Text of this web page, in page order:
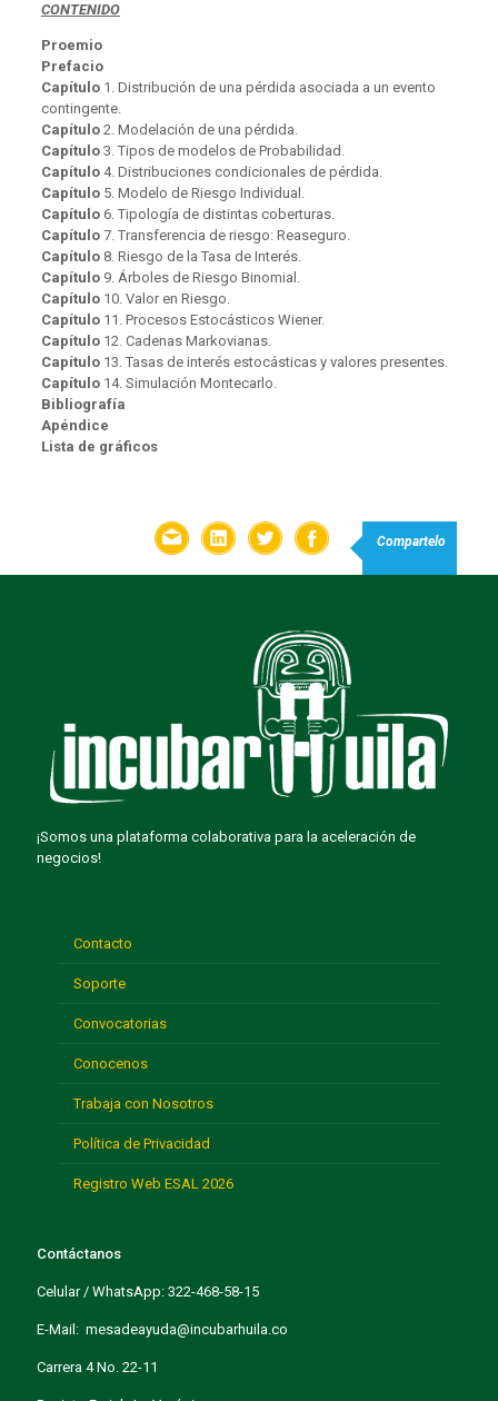
CONTENIDO
Proemio
Prefacio
Capítulo 1. Distribución de una pérdida asociada a un evento
contingente.
Capítulo 2. Modelación de una pérdida.
Capítulo 3. Tipos de modelos de Probabilidad.
Capítulo 4. Distribuciones condicionales de pérdida.
Capítulo 5. Modelo de Riesgo Individual.
Capítulo 6. Tipología de distintas coberturas.
Capítulo 7. Transferencia de riesgo: Reaseguro.
Capítulo 8. Riesgo de la Tasa de Interés.
Capítulo 9. Árboles de Riesgo Binomial.
Capítulo 10. Valor en Riesgo.
Capítulo 11. Procesos Estocásticos Wiener.
Capítulo 12. Cadenas Markovianas.
Capítulo 13. Tasas de interés estocásticas y valores presentes.
Capítulo 14. Simulación Montecarlo.
Bibliografía
Apéndice
Lista de gráficos
Compartelo
¡Somos una plataforma colaborativa para la aceleración de
negocios!
Contacto
Soporte
Convocatorias
Conocenos
Trabaja con Nosotros
Política de Privacidad
Registro Web ESAL 2026
Contáctanos
Celular / WhatsApp: 322-468-58-15
E-Mail: mesadeayuda@incubarhuila.co
Carrera 4 No. 22-11